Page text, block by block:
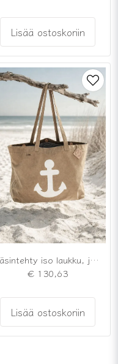
Lisää ostoskoriin
Käsintehty iso laukku, jossa on ankkuri
€ 130,63
Lisää ostoskoriin